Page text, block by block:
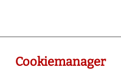
Cookiemanager